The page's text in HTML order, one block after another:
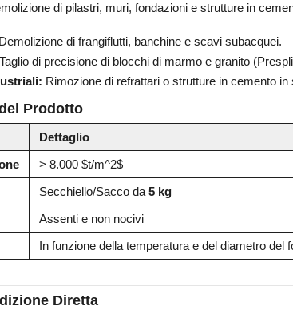
di pilastri, muri, fondazioni e strutture in
Demolizione di frangiflutti, banchine e scavi subacquei.
Taglio di precisione di blocchi di marmo e granito
Rimozione di refrattari o strutture in cemento in
Prodotto
Dettaglio
> 8.000 $t/m^2$
Secchiello/Sacco da 5 kg
Assenti e non nocivi
In funzione della temperatura e del diametro del
Diretta